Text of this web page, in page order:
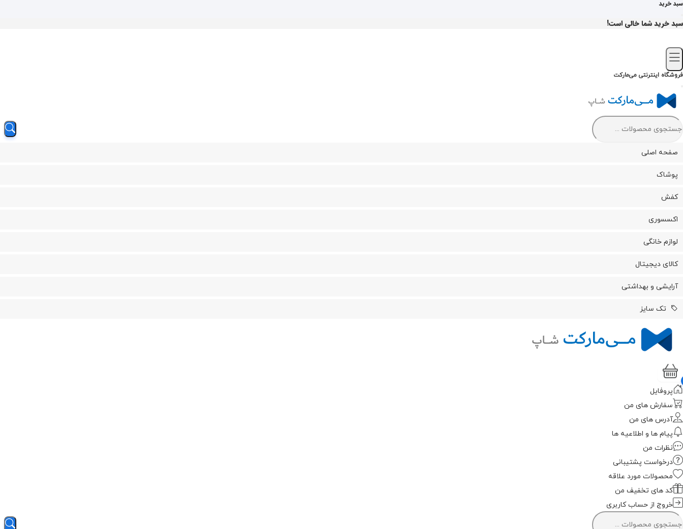
سبد خرید
سبد خرید شما خالی است!
فروشگاه اینترنتی می‌مارکت
صفحه اصلی
پوشاک
کفش
اکسسوری
لوازم خانگی
کالای دیجیتال
آرایشی و بهداشتی
تک سایز
پروفایل
سفارش های من
آدرس های من
پیام ها و اطلاعیه ها
نظرات من
درخواست پشتیبانی
محصولات مورد علاقه
کد های تخفیف من
خروج از حساب کاربری